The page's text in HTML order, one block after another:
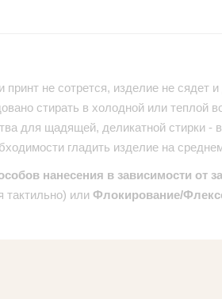
не сотрется, изделие не сядет
стирать в холодной или
для щадящей, деликатной стирки
гладить изделие на
нанесения в зависимости от
или Флокирование/